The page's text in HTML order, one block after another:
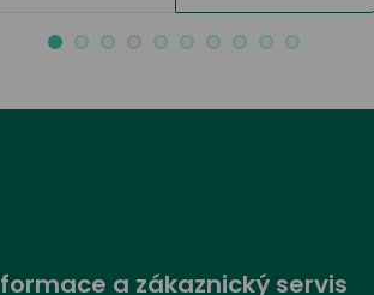
a zákaznický servis